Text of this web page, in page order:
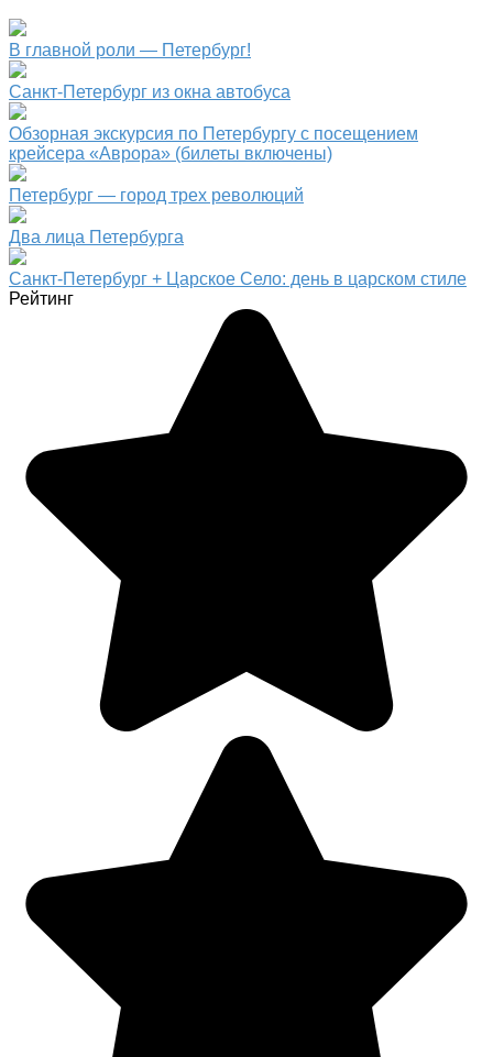
В главной роли — Петербург!
Санкт-Петербург из окна автобуса
Обзорная экскурсия по Петербургу с посещением
крейсера «Аврора» (билеты включены)
Петербург — город трех революций
Два лица Петербурга
Санкт-Петербург + Царское Село: день в царском стиле
Рейтинг